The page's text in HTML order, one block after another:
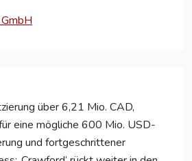
über 6,21 Mio. CAD,
eine mögliche 600 Mio. USD-
und fortgeschrittener